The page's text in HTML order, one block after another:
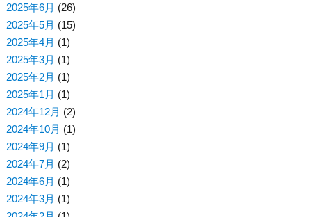
2025年6月 (26)
2025年5月 (15)
2025年4月 (1)
2025年3月 (1)
2025年2月 (1)
2025年1月 (1)
2024年12月 (2)
2024年10月 (1)
2024年9月 (1)
2024年7月 (2)
2024年6月 (1)
2024年3月 (1)